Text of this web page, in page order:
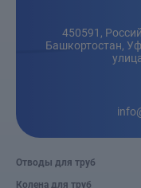
450591,
Башкортостан,
Отводы для труб
Колена для труб